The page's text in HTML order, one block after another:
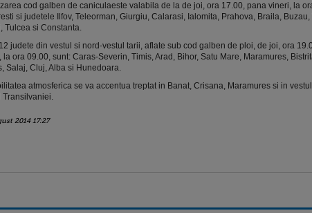
cod galben de caniculaeste valabila de la de joi, ora 17.00, pana vineri, la
si judetele Ilfov, Teleorman, Giurgiu, Calarasi, Ialomita, Prahova, Braila, Buzau,
Tulcea si Constanta.
judete din vestul si nord-vestul tarii, aflate sub cod galben de ploi, de joi, ora
la ora 09.00, sunt: Caras-Severin, Timis, Arad, Bihor, Satu Mare, Maramures,
Salaj, Cluj, Alba si Hunedoara.
atmosferica se va accentua treptat in Banat, Crisana, Maramures si in
Transilvaniei.
2014 17:27